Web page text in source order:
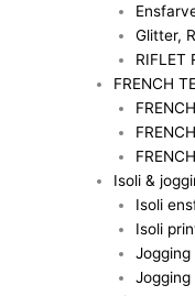
Glitter,
RIFLET
FRENCH
Isoli &
Isoli
Isoli
Jogging